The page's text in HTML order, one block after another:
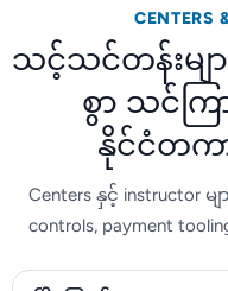
သင့်သင်တန်းမျ
စွာ သင်ကြ
နိုင်ငံတက
Centers နှင့် instructor
controls, payment